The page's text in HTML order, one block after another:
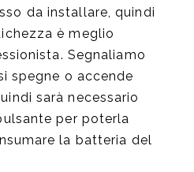
da installare, quindi
è meglio
Segnaliamo
spegne o accende
sarà necessario
per poterla
la batteria del